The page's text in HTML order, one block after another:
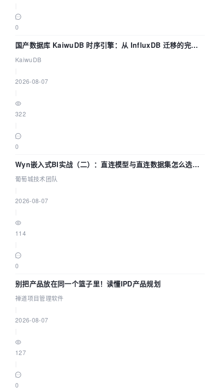
0
国产数据库 KaiwuDB 时序引擎：从 InfluxDB 迁移的完整
技术路径
KaiwuDB
2026-08-07
322
0
Wyn嵌入式BI实战（二）：直连模型与直连数据集怎么选，
参数为什么不生效？| 葡萄城技术团队
葡萄城技术团队
2026-08-07
114
0
别把产品放在同一个篮子里！读懂IPD产品规划
禅道项目管理软件
2026-08-07
127
0